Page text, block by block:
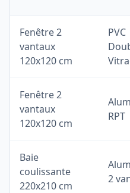
Fenêtre 2
vantaux
120x120 cm
PVC
Fenêtre 2
vantaux
120x120 cm
RPT
Baie
coulissante
220x210 cm
2